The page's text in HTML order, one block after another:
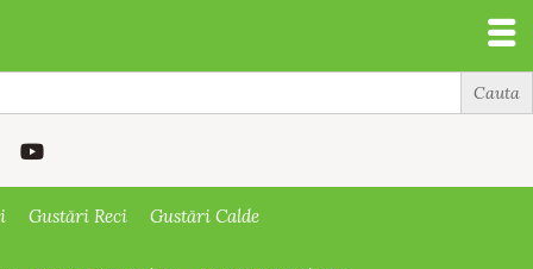
Gustări Reci Gustări Calde